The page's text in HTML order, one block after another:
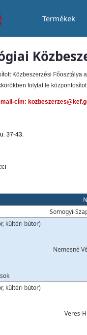
Termékek
Közbeszerzési Főosztálya
folytat le
cím:
37-43.
Somogyi-
kültéri bútor)
Nemesné
kültéri bútor)
Veres-